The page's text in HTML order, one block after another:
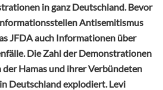
in ganz Deutschland. Bevor
Antisemitismus
JFDA auch Informationen über
Die Zahl der Demonstrationen
der Hamas und ihrer Verbündeten
Deutschland explodiert. Levi